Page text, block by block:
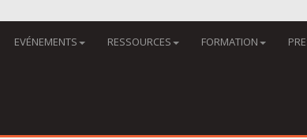
EVÉNEMENTS RESSOURCES FORMATION